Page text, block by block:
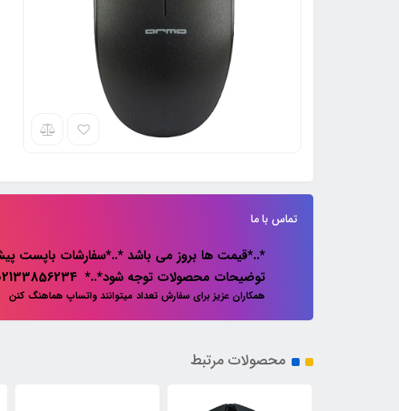
تماس با ما
*..*قیمت ها بروز می باشد *..*سفارشات باپست
توضیحات محصولات توجه شود*..* 02133856234
همکاران عزیز برای سفارش تعداد میتوانند واتساپ هماهنگ کنن
محصولات مرتبط